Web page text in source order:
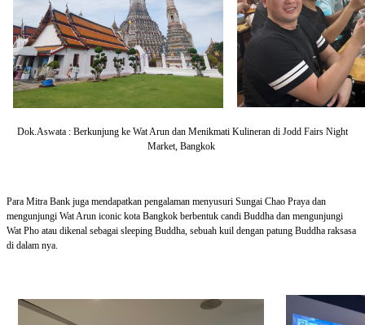
Dok.Aswata : Berkunjung ke Wat Arun dan Menikmati Kulineran di Jodd Fairs Night
Market, Bangkok
Para Mitra Bank juga mendapatkan pengalaman menyusuri Sungai Chao Praya dan
mengunjungi Wat Arun iconic kota Bangkok berbentuk candi Buddha dan mengunjungi
Wat Pho atau dikenal sebagai sleeping Buddha, sebuah kuil dengan patung Buddha raksasa
di dalam nya.